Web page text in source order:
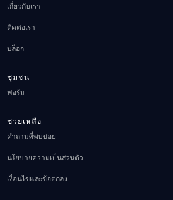
เกี่ยวกับเรา
ติดต่อเรา
บล็อก
ชุมชน
ฟอรั่ม
ช่วยเหลือ
คำถามที่พบบ่อย
นโยบายความเป็นส่วนตัว
เงื่อนไขและข้อตกลง